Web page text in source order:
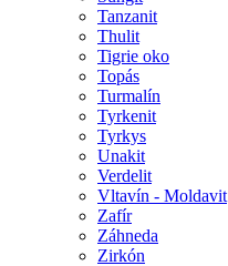
Tanzanit
Thulit
Tigrie oko
Topás
Turmalín
Tyrkenit
Tyrkys
Unakit
Verdelit
Vltavín - Moldavit
Zafír
Záhneda
Zirkón